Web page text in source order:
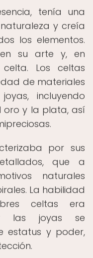
tenía una
y creía
los elementos.
su arte y, en
Los celtas
de materiales
incluyendo
oro y la plata, así
por sus
que a
naturales
La habilidad
celtas era
las joyas se
estatus y poder,